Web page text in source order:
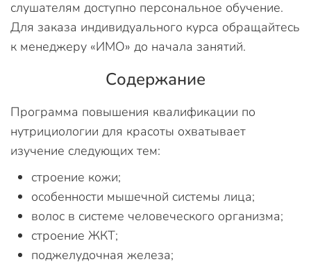
слушателям доступно персональное обучение.
Для заказа индивидуального курса обращайтесь
к менеджеру «ИМО» до начала занятий.
Содержание
Программа повышения квалификации по
нутрициологии для красоты охватывает
изучение следующих тем:
строение кожи;
особенности мышечной системы лица;
волос в системе человеческого организма;
строение ЖКТ;
поджелудочная железа;